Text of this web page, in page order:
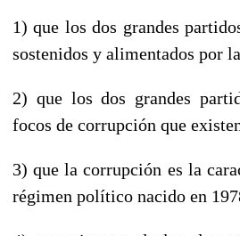
1) que los dos grandes
sostenidos y alimentados por
2) que los dos grandes
focos de corrupción que
3) que la corrupción es la
régimen político nacido en